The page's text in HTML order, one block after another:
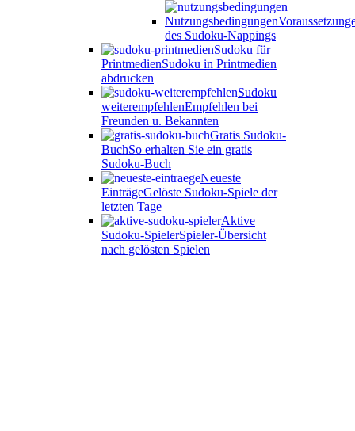
Nutzungsbedingungen
des Sudoku-Nappings
Sudoku für
PrintmedienSudoku in Printmedien
abdrucken
Sudoku
weiterempfehlenEmpfehlen bei
Freunden u. Bekannten
Gratis Sudoku-
BuchSo erhalten Sie ein gratis
Sudoku-Buch
Neueste
EinträgeGelöste Sudoku-Spiele der
letzten Tage
Aktive
Sudoku-SpielerSpieler-Übersicht
nach gelösten Spielen